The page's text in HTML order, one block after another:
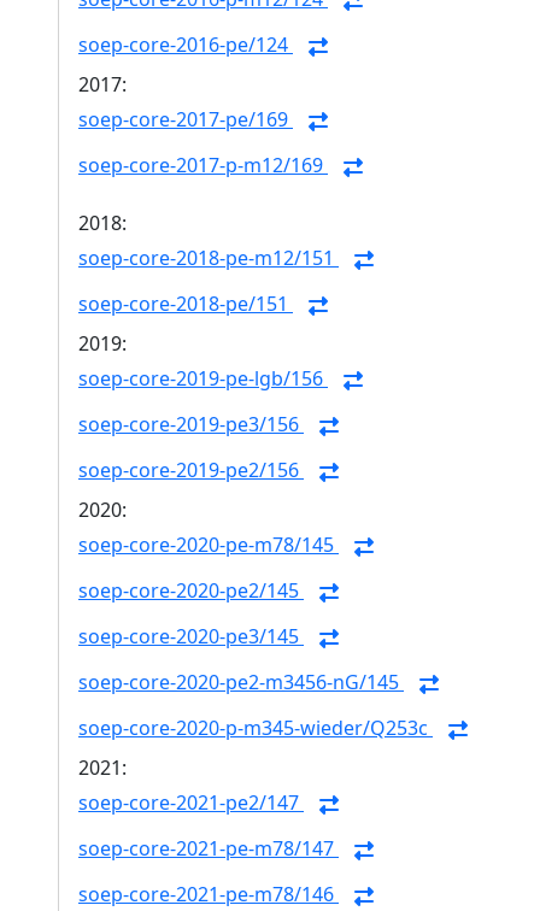
soep-core-2016-pe/124
2017:
soep-core-2017-pe/169
soep-core-2017-p-m12/169
2018:
soep-core-2018-pe-m12/151
soep-core-2018-pe/151
2019:
soep-core-2019-pe-lgb/156
soep-core-2019-pe3/156
soep-core-2019-pe2/156
2020:
soep-core-2020-pe-m78/145
soep-core-2020-pe2/145
soep-core-2020-pe3/145
soep-core-2020-pe2-m3456-nG/145
soep-core-2020-p-m345-wieder/Q253c
2021:
soep-core-2021-pe2/147
soep-core-2021-pe-m78/147
soep-core-2021-pe-m78/146